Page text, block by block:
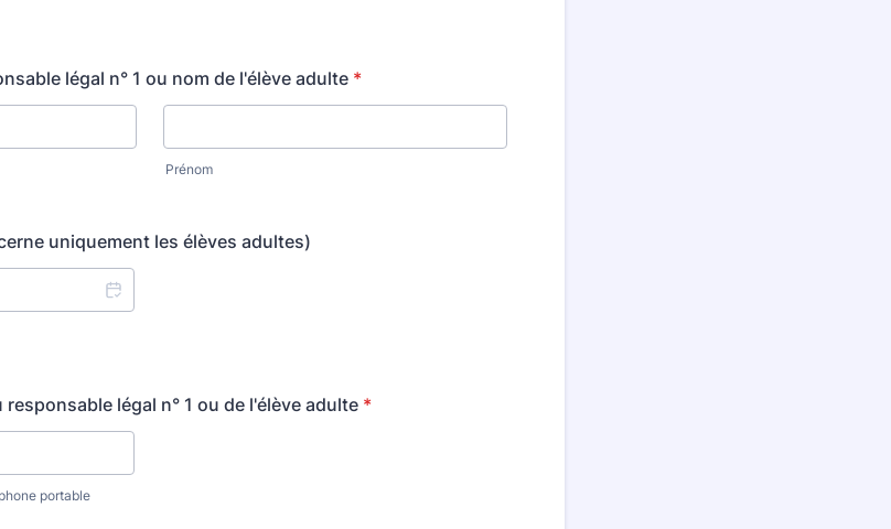
légal n° 1 ou nom de l'élève adulte *
Prénom
uniquement les élèves adultes)
légal n° 1 ou de l'élève adulte *
portable